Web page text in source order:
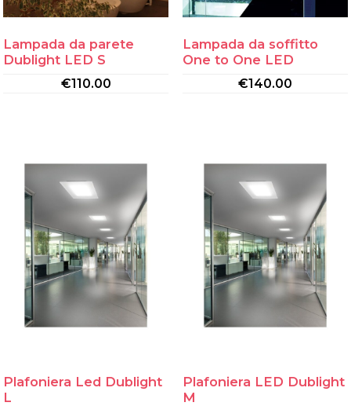
Lampada da parete
Dublight LED S
€110.00
Lampada da soffitto
One to One LED
€140.00
Plafoniera Led Dublight
L
Plafoniera LED Dublight
M